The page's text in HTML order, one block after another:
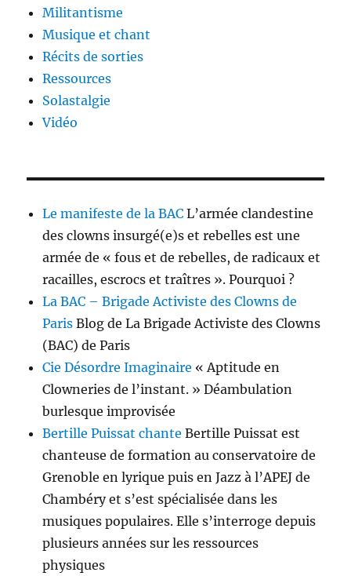
Militantisme
Musique et chant
Récits de sorties
Ressources
Solastalgie
Vidéo
Le manifeste de la BAC L’armée clandestine
des clowns insurgé(e)s et rebelles est une
armée de « fous et de rebelles, de radicaux et
racailles, escrocs et traîtres ». Pourquoi ?
La BAC – Brigade Activiste des Clowns de
Paris Blog de La Brigade Activiste des Clowns
(BAC) de Paris
Cie Désordre Imaginaire « Aptitude en
Clowneries de l’instant. » Déambulation
burlesque improvisée
Bertille Puissat chante Bertille Puissat est
chanteuse de formation au conservatoire de
Grenoble en lyrique puis en Jazz à l’APEJ de
Chambéry et s’est spécia­lisée dans les
musiques populaires. Elle s’interroge depuis
plusieurs années sur les ressources
physiques